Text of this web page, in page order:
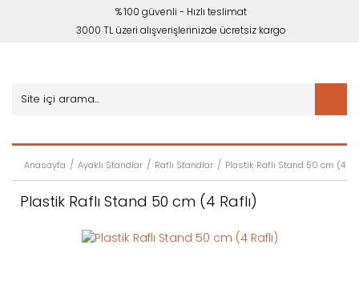
% 100 güvenli - Hızlı teslimat
3000 TL üzeri alışverişlerinizde ücretsiz kargo
Anasayfa Ayaklı Standlar Raflı Standlar Plastik Raflı Stand 50 cm (4
Plastik Raflı Stand 50 cm (4 Raflı)